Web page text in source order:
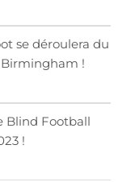
se déroulera du
Birmingham !
Blind Football
!